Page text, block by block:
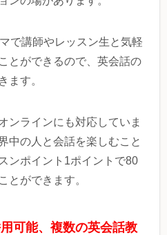
で講師やレッスン生と気軽
とができるので、英会話の
ます。
ンラインにも対応していま
中の人と会話を楽しむこと
ンポイント1ポイントで80
とができます。
可能、複数の英会話教